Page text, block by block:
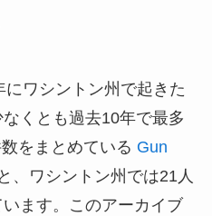
ワシントン州で起きた
くとも過去10年で最多
をまとめている Gun
、ワシントン州では21人
ます。このアーカイブ